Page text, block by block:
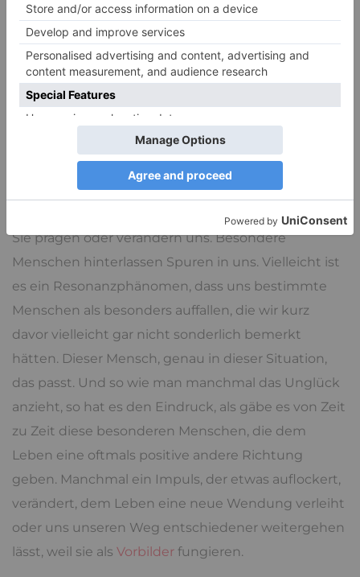
Hinsicht einer der gesündesten Menschen, die er je
kennen gelernt hat und meinte es auch im
übertragenen Sinn.
Sind besondere Menschen
wirklich besonders oder ist
das unsere Projektion?
Sie prägen oder verändern uns. Besondere
Menschen hinterlassen Spuren in uns. Vielleicht ist
es ein Resonanzphänomen, dass uns bestimmte
Menschen als besonders auffallen, die wir kurz
davor vielleicht gar nicht sonderlich bemerkt
hätten. Dieser Mensch, genau in dieser Situation,
das passt. Und so wie man manchmal das Unglück
anzieht, so hat es den Eindruck, als gäbe es von Zeit
zu Zeit diese besonderen Menschen, die dem
Leben eine oftmals positive andere Richtung
geben. Manchmal ein Impuls, der etwas auflockert,
verändert, dem Leben eine neue Wendung verleiht
oder uns unseren Weg entschiedener weitergehen
lässt, weil sie als Vorbilder fungieren.